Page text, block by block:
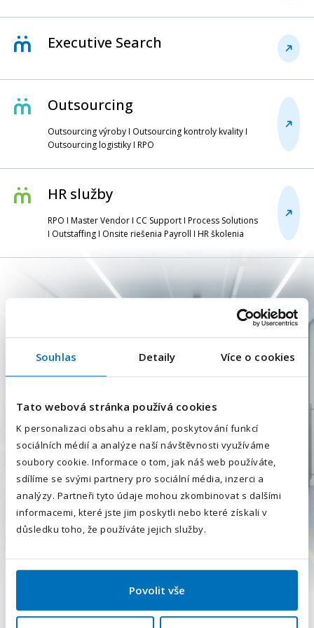
Souhlas Detaily Více o cookies
Tato webová stránka používá cookies
K personalizaci obsahu a reklam, poskytování funkcí
sociálních médií a analýze naší návštěvnosti využíváme
soubory cookie. Informace o tom, jak náš web používáte,
sdílíme se svými partnery pro sociální média, inzerci a
analýzy. Partneři tyto údaje mohou zkombinovat s dalšími
informacemi, které jste jim poskytli nebo které získali v
důsledku toho, že používáte jejich služby.
Povolit vše
Executive Search
Outsourcing
Outsourcing výroby I Outsourcing kontroly kvality I
Outsourcing logistiky I RPO
HR služby
RPO I Master Vendor I CC Support I Process Solutions
I Outstaffing I Onsite riešenia Payroll I HR školenia